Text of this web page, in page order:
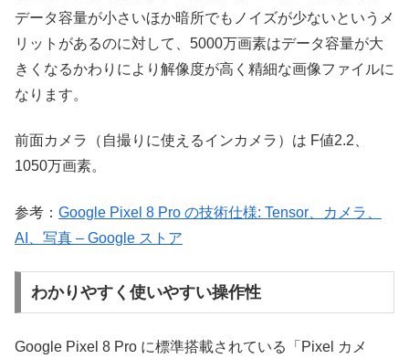
データ容量が小さいほか暗所でもノイズが少ないというメ
リットがあるのに対して、5000万画素はデータ容量が大
きくなるかわりにより解像度が高く精細な画像ファイルに
なります。
前面カメラ（自撮りに使えるインカメラ）は F値2.2、
1050万画素。
参考： Google Pixel 8 Pro の技術仕様: Tensor、カメラ、
AI、写真 – Google ストア
わかりやすく使いやすい操作性
Google Pixel 8 Pro に標準搭載されている「Pixel カメ